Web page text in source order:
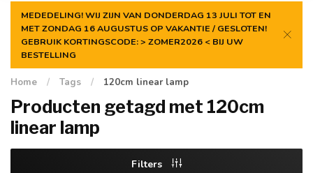
MEDEDELING! WIJ ZIJN VAN DONDERDAG 13 JULI TOT EN
MET ZONDAG 16 AUGUSTUS OP VAKANTIE / GESLOTEN!
GEBRUIK KORTINGSCODE: > ZOMER2026 < BIJ UW
BESTELLING
Home / Tags / 120cm linear lamp
Producten getagd met 120cm
linear lamp
Filters